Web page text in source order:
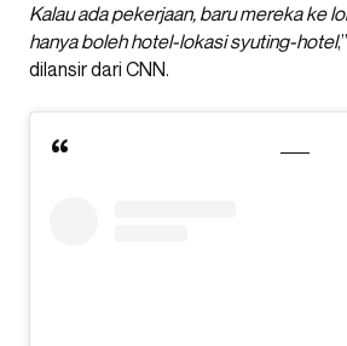
Kalau ada pekerjaan, baru mereka ke
hanya boleh hotel-lokasi syuting-hotel
dilansir dari CNN.